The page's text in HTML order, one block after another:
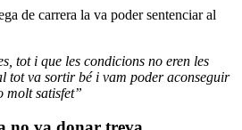
de carrera la va poder sentenciar al
tot i que les condicions no eren les
tot va sortir bé i vam poder aconseguir
molt satisfet”